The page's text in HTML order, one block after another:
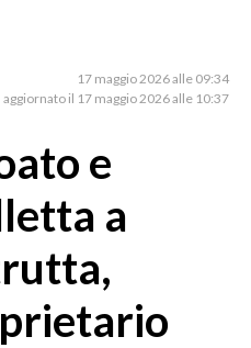
17 maggio 2026 alle 09:34
aggiornato il 17 maggio 2026 alle 10:37
e
a